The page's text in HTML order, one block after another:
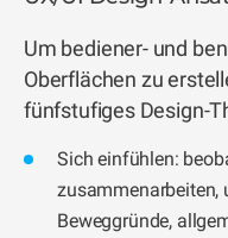
Um bediener- und
Oberflächen zu
fünfstufiges Design-
Sich einfühlen:
zusammenarbeiten,
Beweggründe,